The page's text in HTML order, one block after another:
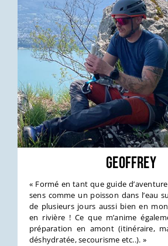
Geoffrey
« Formé en tant que guide
sens comme un poisson dans l’eau
de plusieurs jours aussi bien en
en rivière ! Ce que m’anime
préparation en amont (itinéraire,
déshydratée, secourisme etc..). »